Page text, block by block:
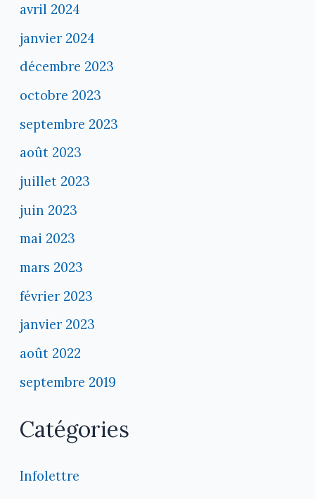
avril 2024
janvier 2024
décembre 2023
octobre 2023
septembre 2023
août 2023
juillet 2023
juin 2023
mai 2023
mars 2023
février 2023
janvier 2023
août 2022
septembre 2019
Catégories
Infolettre